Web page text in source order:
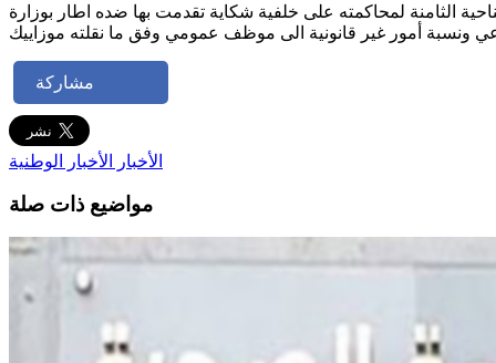
الثامنة لمحاكمته على خلفية شكاية تقدمت بها ضده اطار بوزارة
مشاركة
الأخبار الأخبار الوطنية
مواضيع ذات صلة